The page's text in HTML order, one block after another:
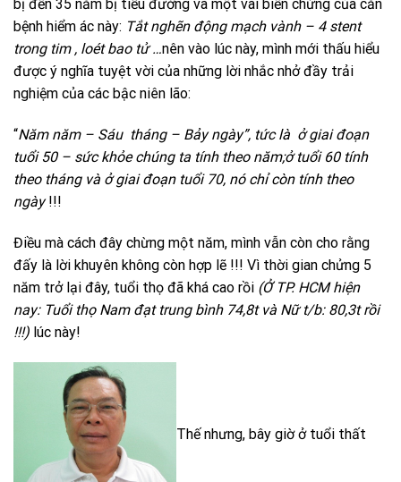
bị đến 35 năm bị tiểu đường và một vài biến chứng của căn
bệnh hiểm ác này: Tắt nghẽn động mạch vành – 4 stent
trong tim , loét bao tử …nên vào lúc này, mình mới thấu hiểu
được ý nghĩa tuyệt vời của những lời nhắc nhở đầy trải
nghiệm của các bậc niên lão:
“Năm năm – Sáu tháng – Bảy ngày”, tức là ở giai đoạn
tuổi 50 – sức khỏe chúng ta tính theo năm;ở tuổi 60 tính
theo tháng và ở giai đoạn tuổi 70, nó chỉ còn tính theo
ngày!!!
Điều mà cách đây chừng một năm, mình vẫn còn cho rằng
đấy là lời khuyên không còn hợp lẽ !!! Vì thời gian chửng 5
năm trở lại đây, tuổi thọ đã khá cao rồi (Ở TP. HCM hiện
nay: Tuổi thọ Nam đạt trung bình 74,8t và Nữ t/b: 80,3t rồi
!!!) lúc này!
Thế nhưng, bây giờ ở tuổi thất